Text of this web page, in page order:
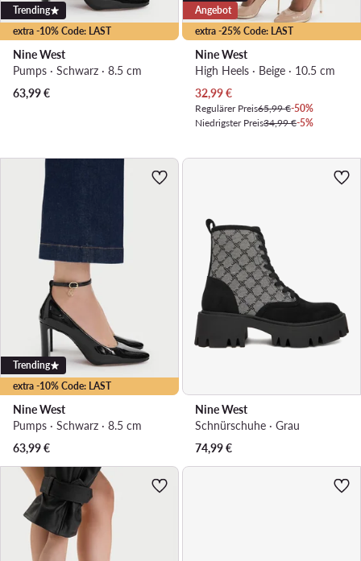
extra -10% Code: LAST
Trending
Nine West
Pumps · Schwarz · 8.5 cm
63,99€
extra -25% Code: LAST
Angebot
Nine West
High Heels · Beige · 10.5 cm
Aktueller Preis
32,99€
Regulärer Preis65,99 €-50%
Niedrigster Preis34,99 €-5%
extra -10% Code: LAST
Trending
Nine West
Pumps · Schwarz · 8.5 cm
63,99€
Nine West
Schnürschuhe · Grau
74,99€